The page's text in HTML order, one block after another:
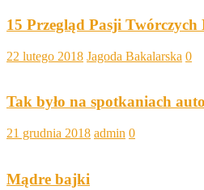
15 Przegląd Pasji
22 lutego 2018 Jagoda Bakalarska 0
Tak było na spotkaniach
21 grudnia 2018 admin 0
Mądre bajki